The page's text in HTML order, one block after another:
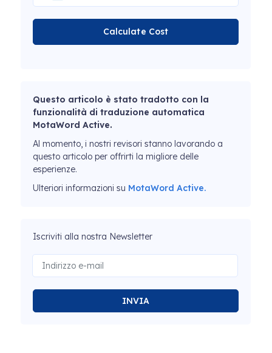
Calculate Cost
Questo articolo è stato tradotto con la
funzionalità di traduzione automatica
MotaWord Active.
Al momento, i nostri revisori stanno lavorando a
questo articolo per offrirti la migliore delle
esperienze.
Ulteriori informazioni su MotaWord Active.
Iscriviti alla nostra Newsletter
INVIA